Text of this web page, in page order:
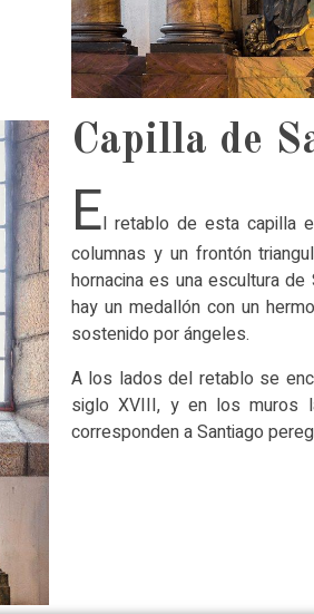
Capilla de
El retablo de esta capilla
columnas y un frontón
hornacina es una escultura
hay un medallón con un
sostenido por ángeles.
A los lados del retablo se
siglo XVIII, y en los muros
corresponden a Santiago